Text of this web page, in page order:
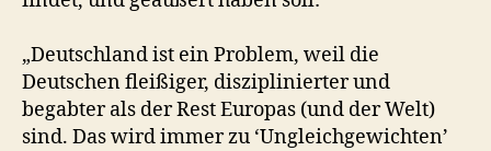
„Deutschland ist ein Problem, weil die
Deutschen fleißiger, disziplinierter und
begabter als der Rest Europas (und der Welt)
sind. Das wird immer zu ‘Ungleichgewichten’